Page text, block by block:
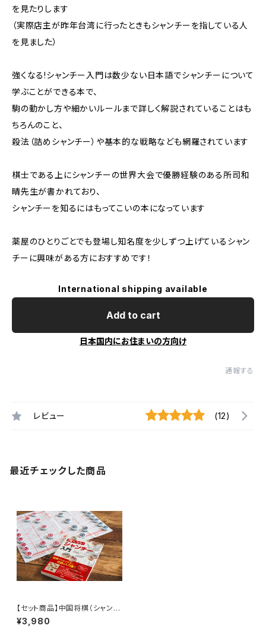
を見たりします
（実際店主が昨年台湾に行ったときもシャンチーを指している人
を見ました）
強くなる!シャンチー入門は数少ない日本語でシャンチーについて
学ぶことができる本で、
駒の動かし方や細かいルールまで詳しく解説されていることはも
ちろんのこと、
殺法（詰めシャンチー）や基本的な戦略なども網羅されています
棋士である上にシャンチーの世界大会で優勝経験のある所司和
晴先生が書かれており、
シャンチーを知るにはもってこいの本になっています
薬屋のひとりごとでも登場し知名度を少しずつ上げているシャン
チーに興味がある方におすすめです！
International shipping available
Add to cart
日本国内にお住まいの方向け
通報する
レビュー (12)
最近チェックした商品
【セット商品】中国将棋（シャンチ
ー）+ 強くなる!シャンチー入門
¥3,980